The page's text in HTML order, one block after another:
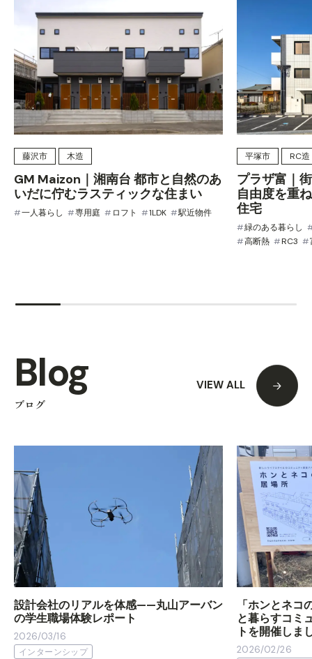
藤沢市 木造
GM Maizon｜湘南台 都市と自然のあ
いだに佇むラスティックな住まい
一人暮らし 専用庭 ロフト 1LDK 駅近物件
平塚市 RC造
プラザ富｜
自由度を重
住宅
緑のある暮らし
高断熱
RC3
ブログ
Blog VIEW ALL
設計会社のリアルを体感——丸山アーバン
の学生職場体験レポート
2026/03/16
インターンシップ
「ホンとネコ
と暮らすコミ
トを開催しま
2026/02/26